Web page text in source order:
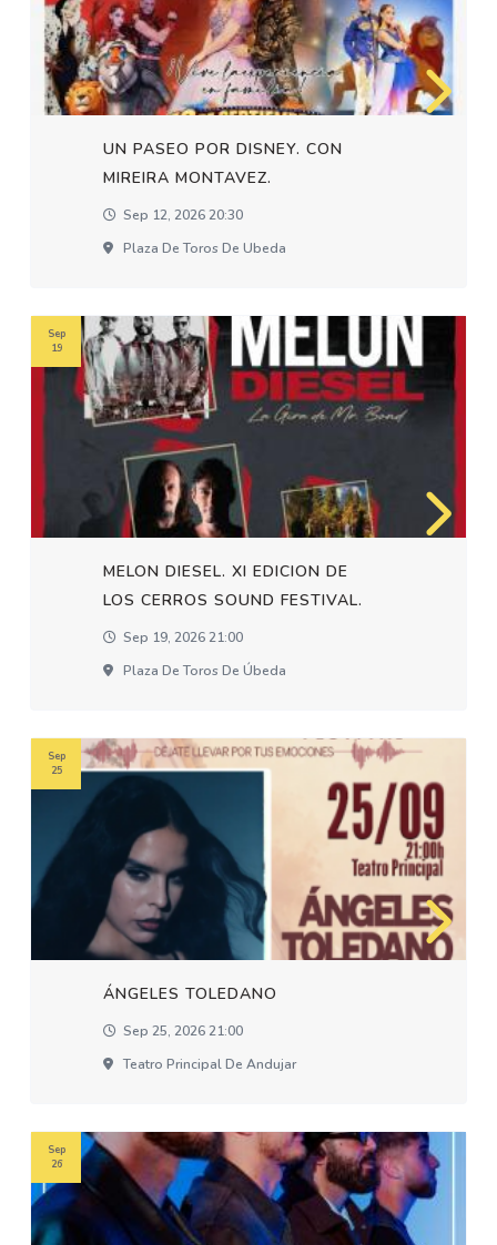
UN PASEO POR DISNEY. CON
MIREIRA MONTAVEZ.
Sep 12, 2026 20:30
Plaza De Toros De Ubeda
MELON DIESEL. XI EDICION DE
LOS CERROS SOUND FESTIVAL.
Sep 19, 2026 21:00
Plaza De Toros De Úbeda
Sep
19
ÁNGELES TOLEDANO
Sep 25, 2026 21:00
Teatro Principal De Andujar
Sep
25
Sep
26